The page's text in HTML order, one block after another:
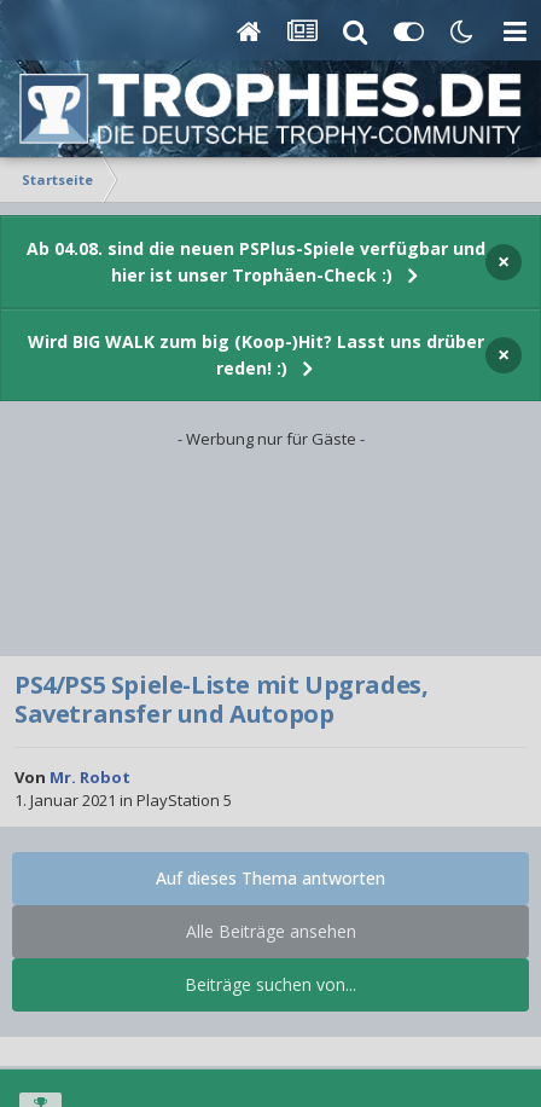
Startseite
Ab 04.08. sind die neuen PSPlus-Spiele verfügbar und
hier ist unser Trophäen-Check :)
×
Wird BIG WALK zum big (Koop-)Hit? Lasst uns drüber
reden! :)
×
- Werbung nur für Gäste -
PS4/PS5 Spiele-Liste mit Upgrades,
Savetransfer und Autopop
Von Mr. Robot
1. Januar 2021 in PlayStation 5
Beiträge suchen von...
Alle Beiträge ansehen
Auf dieses Thema antworten